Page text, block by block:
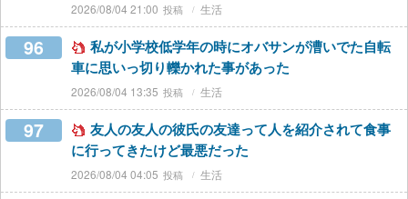
2026/08/04 21:00 生活
96
私が小学校低学年の時にオバサンが漕いでた自転
車に思いっ切り轢かれた事があった
2026/08/04 13:35 生活
97
友人の友人の彼氏の友達って人を紹介されて食事
に行ってきたけど最悪だった
2026/08/04 04:05 生活